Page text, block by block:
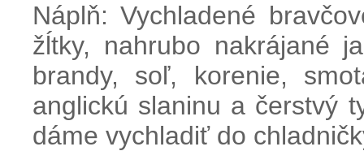
Náplň: Vychladené
žĺtky, nahrubo nakrájané
brandy, soľ, korenie,
anglickú slaninu a čerstvý
dáme vychladiť do